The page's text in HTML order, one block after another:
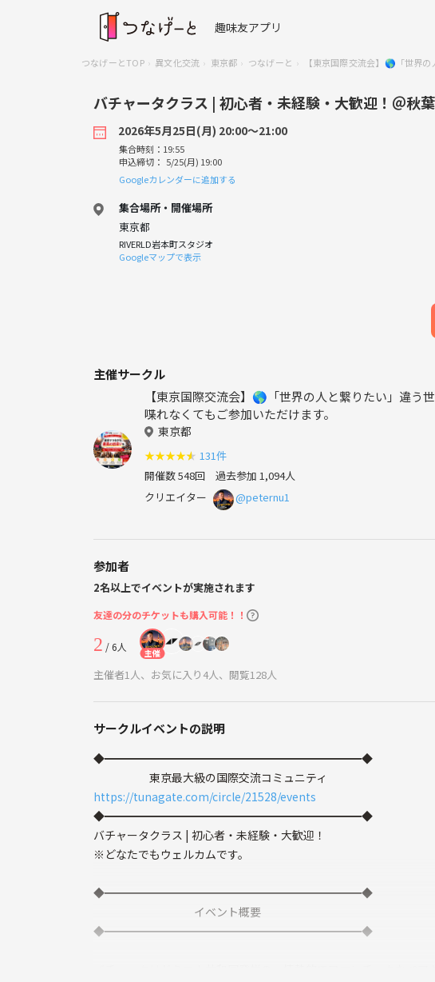
趣味友アプリ
つなげーとTOP 異文化交流 東京都 つなげーと 【東京国際交流会】🌎「世界
バチャータクラス | 初心者・未経験・大歓迎！＠秋
2026年5月25日(月) 20:00〜21:00
集合時刻：19:55
申込締切： 5/25(月) 19:00
Googleカレンダーに追加する
集合場所・開催場所
東京都
RIVERLD岩本町スタジオ
Googleマップで表示
主催サークル
【東京国際交流会】🌎「世界の人と繋りたい」違
喋れなくてもご参加いただけます。
東京都
★★★★★ 131件
開催数 548回 過去参加 1,094人
クリエイター
@peternu1
参加者
2名以上でイベントが実施されます
友達の分のチケットも購入可能！！
2 / 6人 主催
主催者1人、お気に入り4人、閲覧128人
サークルイベントの説明
◆━━━━━━━━━━━━━━━━━━━━━━━◆
東京最大級の国際交流コミュニティ
https://tunagate.com/circle/21528/events
◆━━━━━━━━━━━━━━━━━━━━━━━◆
バチャータクラス | 初心者・未経験・大歓迎！
※どなたでもウェルカムです。
◆━━━━━━━━━━━━━━━━━━━━━━━◆
イベント概要
◆━━━━━━━━━━━━━━━━━━━━━━━◆